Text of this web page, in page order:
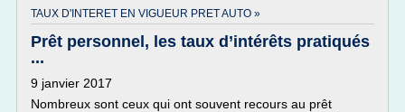
TAUX D'INTERET EN VIGUEUR PRET AUTO »
Prêt personnel, les taux d’intérêts pratiqués
...
9 janvier 2017
Nombreux sont ceux qui ont souvent recours au prêt